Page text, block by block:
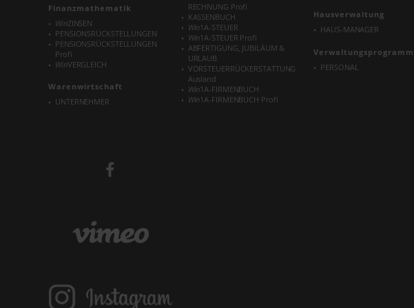
Finanzmathematik
WinZINSEN
PENSIONSRÜCKSTELLUNGEN
PENSIONSRÜCKSTELLUNGEN
Profi
WinVERGLEICH
Warenwirtschaft
UNTERNEHMER
RECHNUNG Profi
KASSENBUCH
Win1A-STEUER
Win1A-STEUER Profi
ABFERTIGUNG, JUBILÄUM &
URLAUB
VORSTEUERRÜCKERSTATTUNG
Ausland
Win1A-FIRMENBUCH
Win1A-FIRMENBUCH Profi
Hausverwaltung
HAUS-MANAGER
PERSONAL